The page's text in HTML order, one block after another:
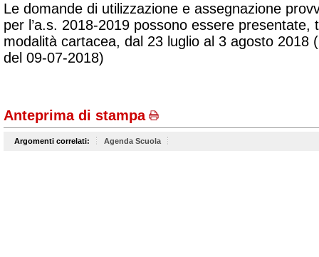
Le domande di utilizzazione e assegnazione
per l’a.s. 2018-2019 possono essere presentate,
modalità cartacea, dal 23 luglio al 3 agosto 2018
del 09-07-2018)
Anteprima di stampa
Argomenti correlati: Agenda Scuola